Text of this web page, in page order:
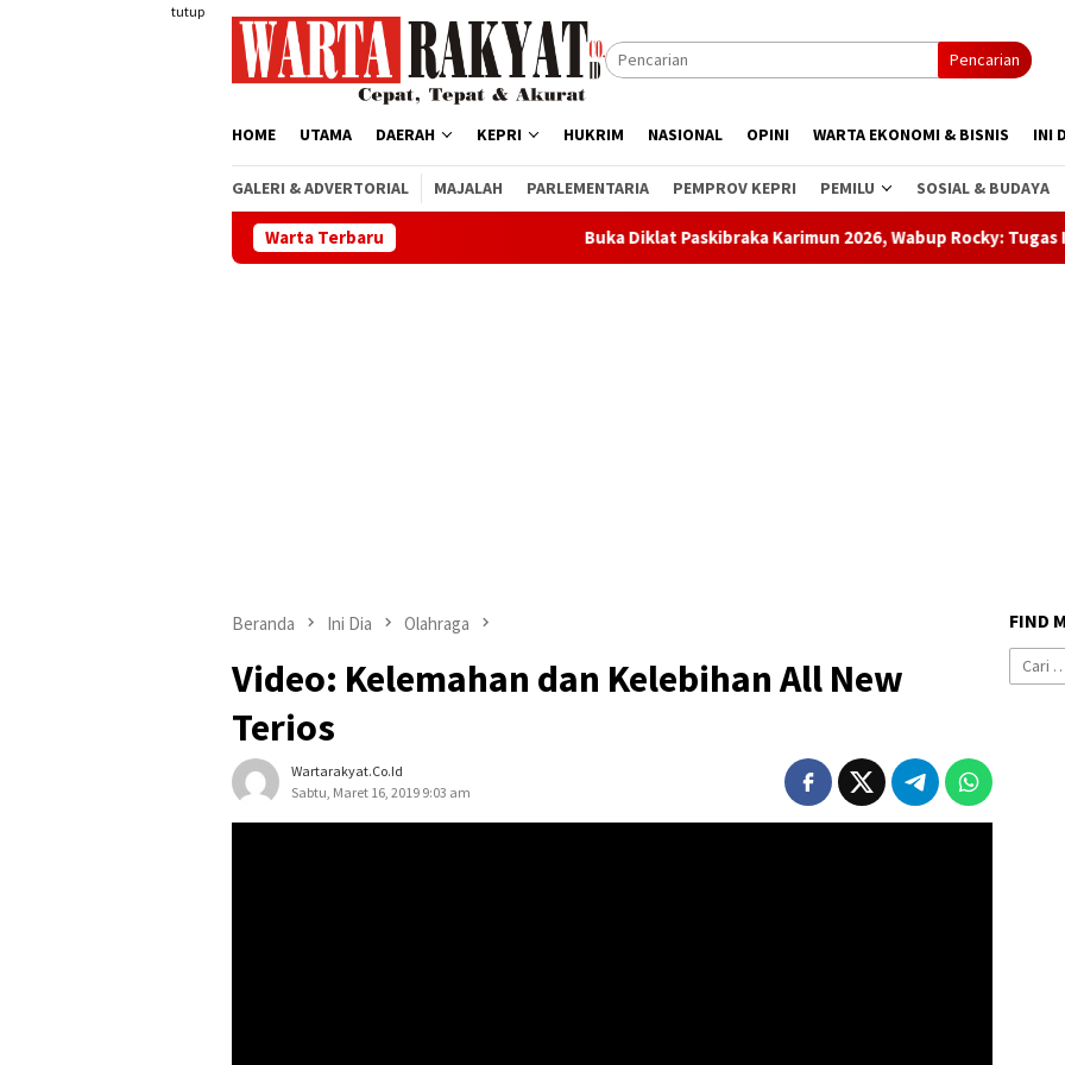
tutup
Pencarian
HOME UTAMA DAERAH KEPRI HUKRIM NASIONAL OPINI WARTA EKONOMI & BISNIS INI
GALERI & ADVERTORIAL MAJALAH PARLEMENTARIA PEMPROV KEPRI PEMILU SOSIAL & BUDAYA
Warta Terbaru Buka Diklat Paskibraka Karimun 2026, Wabup Rocky: Tugas Ini Bukan
Beranda Ini Dia Olahraga
Video: Kelemahan dan Kelebihan All New
Terios
Wartarakyat.co.id
Sabtu, Maret 16, 2019 9:03 am
FIND
Cari
untuk: